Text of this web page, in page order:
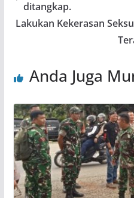
ditangkap.
Lakukan Kekerasan
Anda Juga